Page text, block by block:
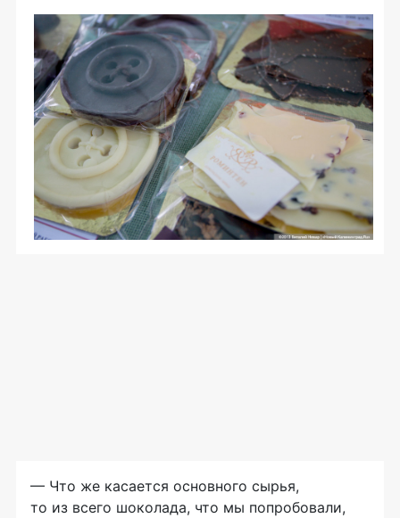
— Что же касается основного сырья,
то из всего шоколада, что мы попробовали,